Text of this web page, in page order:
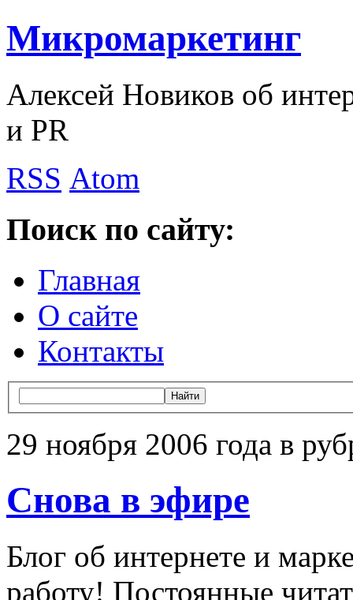
Микромаркетинг
Алексей Новиков об
и PR
RSS Atom
Поиск по сайту:
Главная
О сайте
Контакты
29 ноября 2006 года в
Снова в эфире
Блог об интернете и
работу! Постоянные